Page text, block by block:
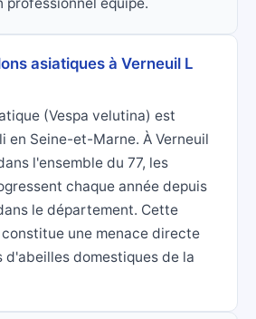
professionnel équipé.
asiatiques à Verneuil L
(Vespa velutina) est
en Seine-et-Marne. À Verneuil
l'ensemble du 77, les
chaque année depuis
le département. Cette
une menace directe
d'abeilles domestiques de la